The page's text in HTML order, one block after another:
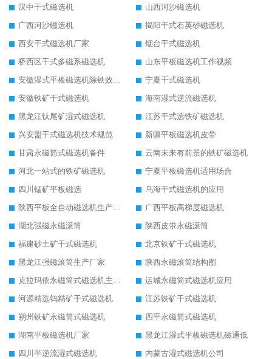
汉中干式磁选机
山西河沙磁选机
广西河沙磁选机
揭阳干式石英砂磁选机
西安干式磁选机厂家
烟台干式磁选机
桥西区干式多磁系磁选机
山东平板磁选机工作视频
安徽湿式平板磁选机除铁效果怎么样
宁夏干式磁选机
安徽铁矿干式磁选机
海南湿式逆流磁选机
黑龙江钛尾矿湿式磁选机
江苏干式选铁矿磁选机
兴安盟干式磁选机技术规范
新疆平板磁选机皮带
甘肃永磁筒式磁选机备件
云南未来有前景的铁矿磁选机
河北一站式的铁矿磁选机
宁夏平板磁选机适用场合
四川锰矿平板磁选
乌海干式磁选机的应用
陕西平板全自动磁选机生产厂家
广西平板高梯度磁选机
湖北强磁永磁滚筒
陕西皮带永磁滚筒
福建砂土矿干式磁选机
北京铁矿干式磁选机
黑龙江强磁滚筒生产厂家
陕西永磁滚筒结构图
克拉玛依永磁筒式磁选机主要技术参数
运城永磁筒式磁选机应用
河源精选钨精矿干式磁选机
江苏铁矿干式磁选机
朔州铁矿永磁筒式磁选机
四平永磁筒式磁选机
湖南平板磁选机厂家
黑龙江湿式平板磁选机磁通低
四川半逆流湿式磁选机
内蒙古湿式磁选机公司